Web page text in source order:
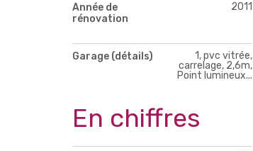
Année de
rénovation
2011
Garage (détails)
1, pvc vitrée,
carrelage, 2,6m,
Point lumineux...
En chiffres